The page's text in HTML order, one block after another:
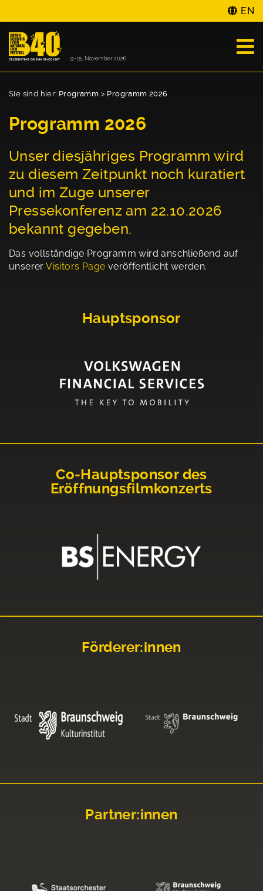
EN
Sie sind hier: Programm > Programm 2026
Programm 2026
Unser diesjähriges Programm wird
zu diesem Zeitpunkt noch kuratiert
und im Zuge unserer
Pressekonferenz am 22.10.2026
bekannt gegeben.
Das vollständige Programm wird anschließend auf
unsererVisitors Page veröffentlicht werden.
Hauptsponsor
Co-Hauptsponsor des
Eröffnungsfilmkonzerts
Förderer:innen
Partner:innen